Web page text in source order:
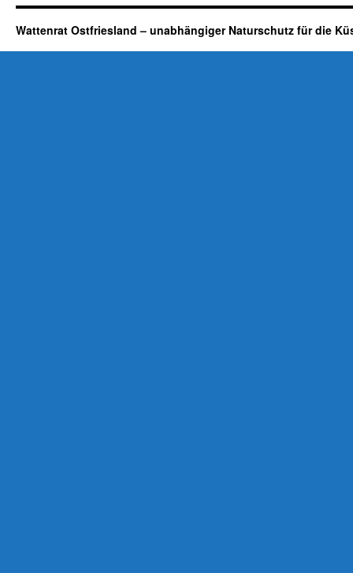
Wattenrat Ostfriesland – unabhängiger Naturschutz für die